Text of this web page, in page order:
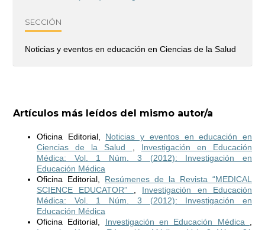
SECCIÓN
Noticias y eventos en educación en Ciencias de la Salud
Artículos más leídos del mismo autor/a
Oficina Editorial, Noticias y eventos en educación en
Ciencias de la Salud , Investigación en Educación
Médica: Vol. 1 Núm. 3 (2012): Investigación en
Educación Médica
Oficina Editorial, Resúmenes de la Revista “MEDICAL
SCIENCE EDUCATOR” , Investigación en Educación
Médica: Vol. 1 Núm. 3 (2012): Investigación en
Educación Médica
Oficina Editorial, Investigación en Educación Médica ,